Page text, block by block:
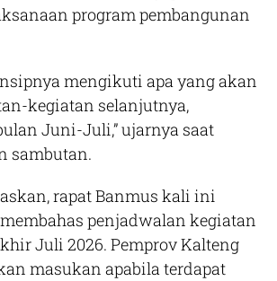
program pembangunan
mengikuti apa yang akan
kegiatan selanjutnya,
Juni-Juli,” ujarnya saat
sambutan.
rapat Banmus kali ini
penjadwalan kegiatan
Juli 2026. Pemprov Kalteng
masukan apabila terdapat